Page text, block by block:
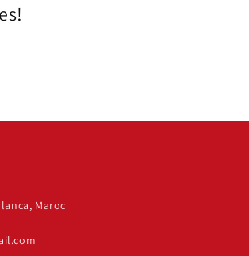
Maroc